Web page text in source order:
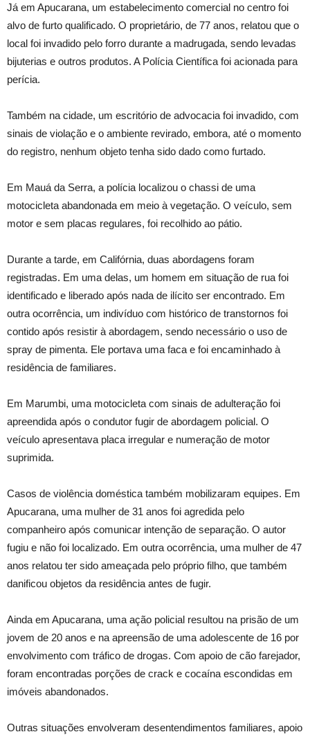
Já em Apucarana, um estabelecimento comercial no centro foi
alvo de furto qualificado. O proprietário, de 77 anos, relatou que o
local foi invadido pelo forro durante a madrugada, sendo levadas
bijuterias e outros produtos. A Polícia Científica foi acionada para
perícia.
Também na cidade, um escritório de advocacia foi invadido, com
sinais de violação e o ambiente revirado, embora, até o momento
do registro, nenhum objeto tenha sido dado como furtado.
Em Mauá da Serra, a polícia localizou o chassi de uma
motocicleta abandonada em meio à vegetação. O veículo, sem
motor e sem placas regulares, foi recolhido ao pátio.
Durante a tarde, em Califórnia, duas abordagens foram
registradas. Em uma delas, um homem em situação de rua foi
identificado e liberado após nada de ilícito ser encontrado. Em
outra ocorrência, um indivíduo com histórico de transtornos foi
contido após resistir à abordagem, sendo necessário o uso de
spray de pimenta. Ele portava uma faca e foi encaminhado à
residência de familiares.
Em Marumbi, uma motocicleta com sinais de adulteração foi
apreendida após o condutor fugir de abordagem policial. O
veículo apresentava placa irregular e numeração de motor
suprimida.
Casos de violência doméstica também mobilizaram equipes. Em
Apucarana, uma mulher de 31 anos foi agredida pelo
companheiro após comunicar intenção de separação. O autor
fugiu e não foi localizado. Em outra ocorrência, uma mulher de 47
anos relatou ter sido ameaçada pelo próprio filho, que também
danificou objetos da residência antes de fugir.
Ainda em Apucarana, uma ação policial resultou na prisão de um
jovem de 20 anos e na apreensão de uma adolescente de 16 por
envolvimento com tráfico de drogas. Com apoio de cão farejador,
foram encontradas porções de crack e cocaína escondidas em
imóveis abandonados.
Outras situações envolveram desentendimentos familiares, apoio